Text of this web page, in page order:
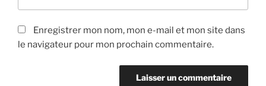
Enregistrer mon nom, mon e-mail et mon site dans
le navigateur pour mon prochain commentaire.